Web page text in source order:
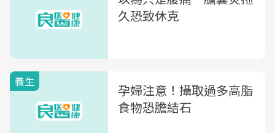
久恐致休克
養生
孕婦注意！攝取過多高脂
食物恐膽結石